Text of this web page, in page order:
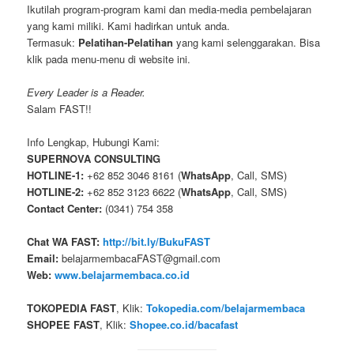
Ikutilah program-program kami dan media-media pembelajaran
yang kami miliki. Kami hadirkan untuk anda.
Termasuk: Pelatihan-Pelatihan yang kami selenggarakan. Bisa
klik pada menu-menu di website ini.
Every Leader is a Reader.
Salam FAST!!
Info Lengkap, Hubungi Kami:
SUPERNOVA CONSULTING
HOTLINE-1: +62 852 3046 8161 (WhatsApp, Call, SMS)
HOTLINE-2: +62 852 3123 6622 (WhatsApp, Call, SMS)
Contact Center: (0341) 754 358
Chat WA FAST: http://bit.ly/BukuFAST
Email: belajarmembacaFAST@gmail.com
Web: www.belajarmembaca.co.id
TOKOPEDIA FAST, Klik:Tokopedia.com/belajarmembaca
SHOPEE FAST, Klik:Shopee.co.id/bacafast